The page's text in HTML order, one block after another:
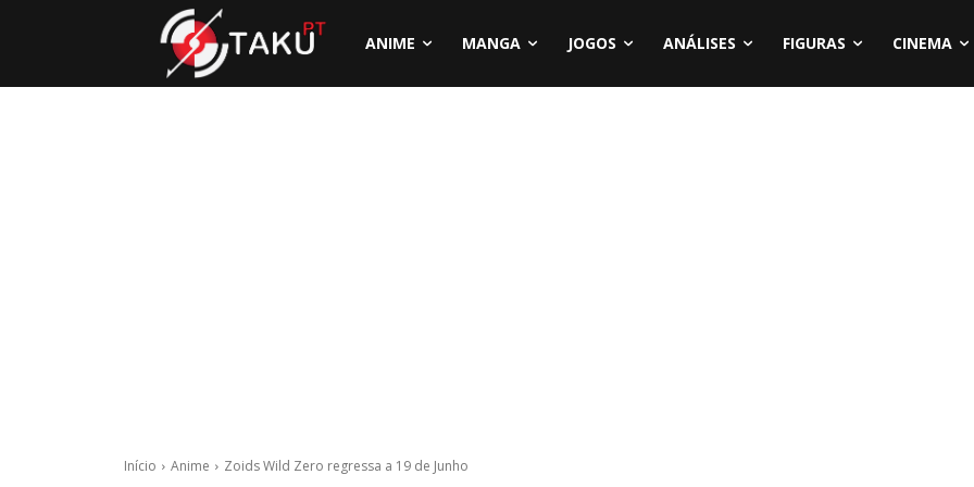
ANIME MANGA JOGOS ANÁLISES FIGURAS CINEMA
Início Anime Zoids Wild Zero regressa a 19 de Junho